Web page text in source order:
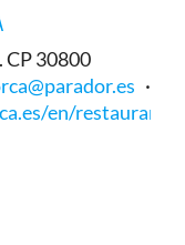
CP 30800
·
en/restaurant/